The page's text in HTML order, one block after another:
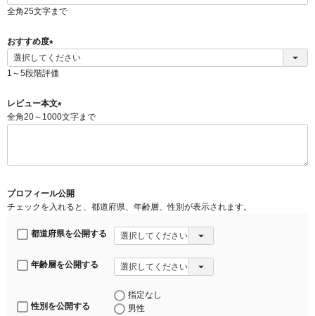
必
全角25文字まで
おすすめ度
(
必
)
1～5段階評価
レビュー本文
(
全角20～1000文字まで
プロフィール公開
チェックを入れると、都道府県、年齢層、性別が表示されます。
都道府県を公開する
年齢層を公開する
性別を公開する
指定なし
男性